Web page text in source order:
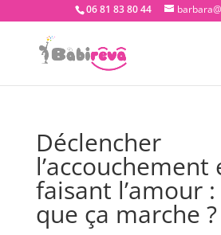
06 81 83 80 44
Déclencher
l’accouchement
faisant l’amour
que ça marche ?